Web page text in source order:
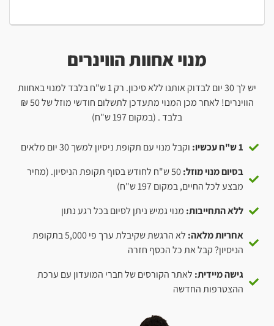
מנוי אחוות הווינרים
יש לך 30 יום לבדוק אותנו ללא סיכון. רק 1 ש"ח בלבד למנוי באחוות
הווינרים! לאחר מכן המנוי מתעדכן לתשלום חודשי מוזל של 50 ₪
בלבד . (במקום 197 ש"ח)
1 ש"ח עכשיו:
וקבל מנוי עם תקופת ניסיון למשך 30 יום מלאים
בסיום מנוי מוזל:
50 ש"ח לחודש בסוף תקופת הניסיון. (מחיר
מבצע לכל החיים, במקום 197 ש"ח)
ללא התחייבות: מנוי גמיש ניתן לסיום בכל רגע נתון
אחריות מלאה:
לא הרגשת שקיבלת ערך פי 5,000 בתקופת
הניסיון? קבל את כל הכסף חזרה
גישה מיידית: לאתר הקורסים של חברי המועדון עם ערכת
ההצטרפות החדשה